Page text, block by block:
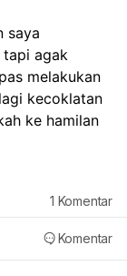
saya
tapi agak
melakukan
kecoklatan
ke hamilan
Komentar
1 Komentar